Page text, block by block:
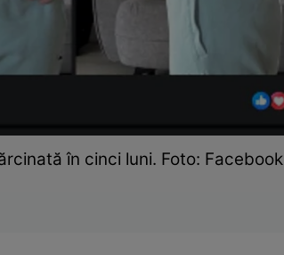
în cinci luni. Foto: Facebook